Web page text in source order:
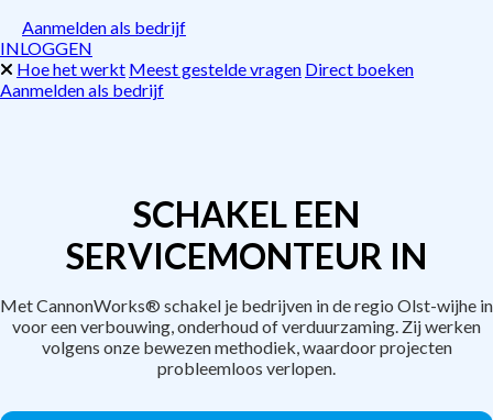
Aanmelden als bedrijf
INLOGGEN
Hoe het werkt Meest gestelde vragen Direct boeken
Aanmelden als bedrijf
SCHAKEL EEN
SERVICEMONTEUR IN
Met CannonWorks® schakel je bedrijven in de regio Olst-wijhe in
voor een verbouwing, onderhoud of verduurzaming. Zij werken
volgens onze bewezen methodiek, waardoor projecten
probleemloos verlopen.